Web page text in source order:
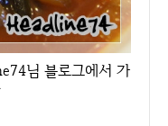
님 블로그에서 가